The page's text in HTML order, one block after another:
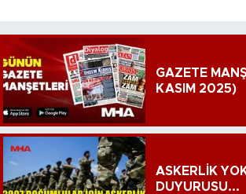
GAZETE
KASIM 2025)
ASKERLİK
DUYURUSU...